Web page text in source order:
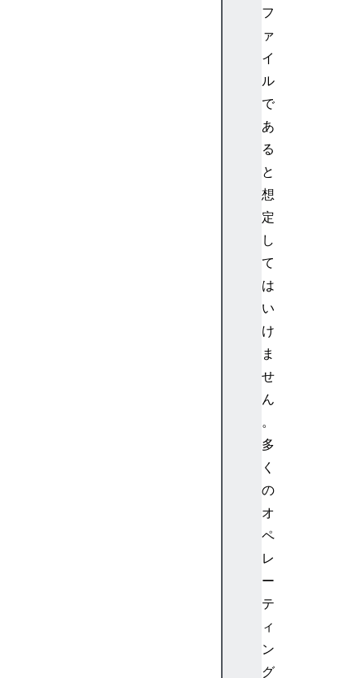
フ
ァ
イ
ル
で
あ
る
と
想
定
し
て
は
い
け
ま
せ
ん
。
多
く
の
オ
ペ
レ
ー
テ
ィ
ン
グ